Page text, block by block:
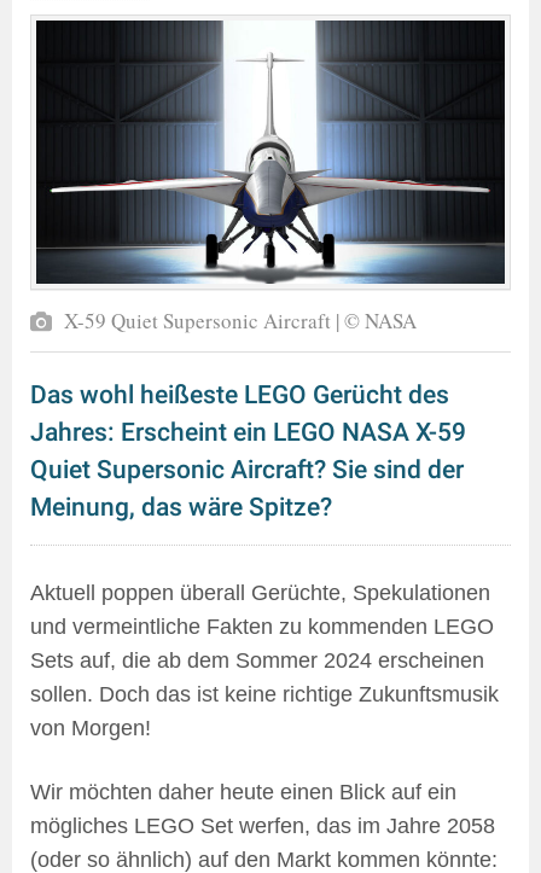
X-59 Quiet Supersonic Aircraft | © NASA
Das wohl heißeste LEGO Gerücht des
Jahres: Erscheint ein LEGO NASA X-59
Quiet Supersonic Aircraft? Sie sind der
Meinung, das wäre Spitze?
Aktuell poppen überall Gerüchte, Spekulationen
und vermeintliche Fakten zu kommenden LEGO
Sets auf, die ab dem Sommer 2024 erscheinen
sollen. Doch das ist keine richtige Zukunftsmusik
von Morgen!
Wir möchten daher heute einen Blick auf ein
mögliches LEGO Set werfen, das im Jahre 2058
(oder so ähnlich) auf den Markt kommen könnte: